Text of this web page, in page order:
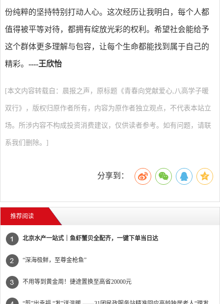
份纯粹的坚持特别打动人心。这次经历让我明白，每个人都
值得被平等对待，都拥有绽放光彩的权利。希望社会能给予
这个群体更多理解与包容，让每个生命都能找到属于自己的
精彩。----王欣怡
[本文内容转载自：晨报之声，原标题《青春向党献爱心,八高学子暖
双行》，版权归原作者所有，内容为原作者独立观点，不代表本站立
场。所涉内容不构成投资消费建议，仅供读者参考。如有问题，请联
系我们删除。]
分享到：
推荐阅读
北京水产一站式｜鱼虾蟹贝全配齐，一键下单当日达
“深海极鲜，至尊金枪鱼”
不用等到黄金周！捷途置换至高省20000元